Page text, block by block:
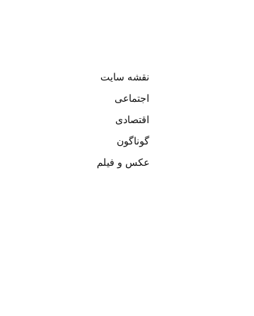
نقشه سایت
اجتماعی
اقتصادی
گوناگون
عکس و فیلم